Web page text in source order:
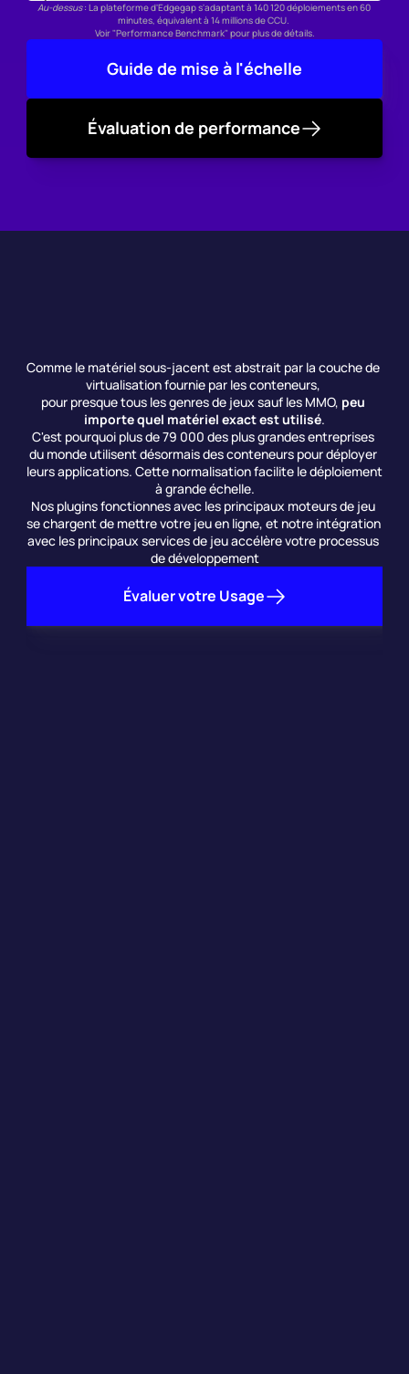
Au-dessus : La plateforme d'Edgegap s'adaptant à 140 120 déploiements en 60
minutes, équivalent à 14 millions de CCU.
Voir "Performance Benchmark" pour plus de détails.
Guide de mise à l'échelle
Évaluation de performance
Comme le matériel sous-jacent est abstrait par la couche de
virtualisation fournie par les conteneurs,
pour presque tous les genres de jeux sauf les MMO, peu
importe quel matériel exact est utilisé.
C'est pourquoi plus de 79 000 des plus grandes entreprises
du monde utilisent désormais des conteneurs pour déployer
leurs applications. Cette normalisation facilite le déploiement
à grande échelle.
Nos plugins fonctionnes avec les principaux moteurs de jeu
se chargent de mettre votre jeu en ligne, et notre intégration
avec les principaux services de jeu accélère votre processus
de développement
Évaluer votre Usage